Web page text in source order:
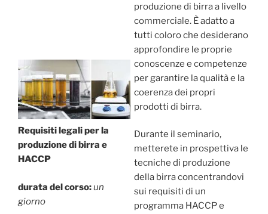
Requisiti legali per la
produzione di birra e
HACCP
durata del corso:un
giorno
produzione di birra a livello
commerciale. È adatto a
tutti coloro che desiderano
approfondire le proprie
conoscenze e competenze
per garantire la qualità e la
coerenza dei propri
prodotti di birra.
Durante il seminario,
metterete in prospettiva le
tecniche di produzione
della birra concentrandovi
sui requisiti di un
programma HACCP e